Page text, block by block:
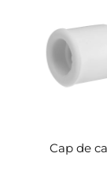
Cap de